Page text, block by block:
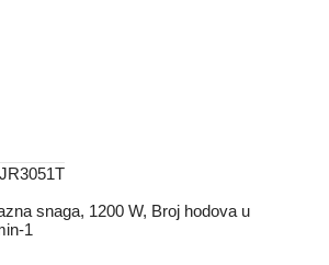
snaga, 1200 W, Broj hodova u
1